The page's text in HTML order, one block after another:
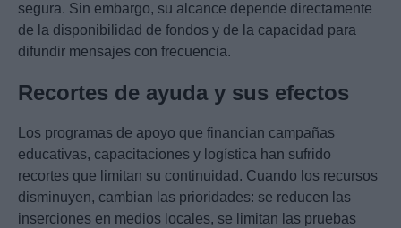
segura. Sin embargo, su alcance depende directamente
de la disponibilidad de fondos y de la capacidad para
difundir mensajes con frecuencia.
Recortes de ayuda y sus efectos
Los programas de apoyo que financian campañas
educativas, capacitaciones y logística han sufrido
recortes que limitan su continuidad. Cuando los recursos
disminuyen, cambian las prioridades: se reducen las
inserciones en medios locales, se limitan las pruebas